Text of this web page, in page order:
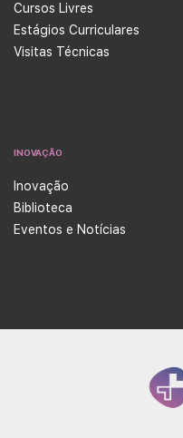
Cursos Livres
Estágios Curriculares
Visitas Técnicas
INOVAÇÃO
Inovação
Biblioteca
Eventos e Notícias